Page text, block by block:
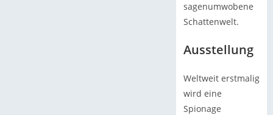
sagenumwobene
Schattenwelt.
Ausstellung
Weltweit erstmalig
wird eine
Spionage